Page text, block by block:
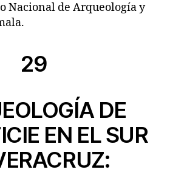
Nacional de Arqueología y
29
DE
EN EL SUR